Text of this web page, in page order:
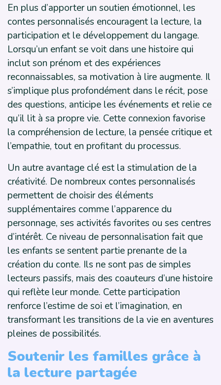
En plus d’apporter un soutien émotionnel, les
contes personnalisés encouragent la lecture, la
participation et le développement du langage.
Lorsqu’un enfant se voit dans une histoire qui
inclut son prénom et des expériences
reconnaissables, sa motivation à lire augmente. Il
s’implique plus profondément dans le récit, pose
des questions, anticipe les événements et relie ce
qu’il lit à sa propre vie. Cette connexion favorise
la compréhension de lecture, la pensée critique et
l’empathie, tout en profitant du processus.
Un autre avantage clé est la stimulation de la
créativité. De nombreux contes personnalisés
permettent de choisir des éléments
supplémentaires comme l’apparence du
personnage, ses activités favorites ou ses centres
d’intérêt. Ce niveau de personnalisation fait que
les enfants se sentent partie prenante de la
création du conte. Ils ne sont pas de simples
lecteurs passifs, mais des coauteurs d’une histoire
qui reflète leur monde. Cette participation
renforce l’estime de soi et l’imagination, en
transformant les transitions de la vie en aventures
pleines de possibilités.
Soutenir les familles grâce à
la lecture partagée